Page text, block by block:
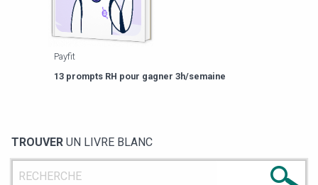
Payfit
13 prompts RH pour gagner 3h/semaine
TROUVER UN LIVRE BLANC